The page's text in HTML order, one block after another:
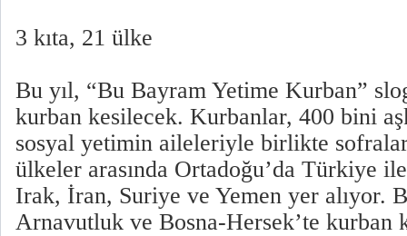
3 kıta, 21 ülke
Bu yıl, “Bu Bayram Yetime Kurban”
kurban kesilecek. Kurbanlar, 400 bini
sosyal yetimin aileleriyle birlikte
ülkeler arasında Ortadoğu’da Türkiye
Irak, İran, Suriye ve Yemen yer alıyor.
Arnavutluk ve Bosna-Hersek’te kurban